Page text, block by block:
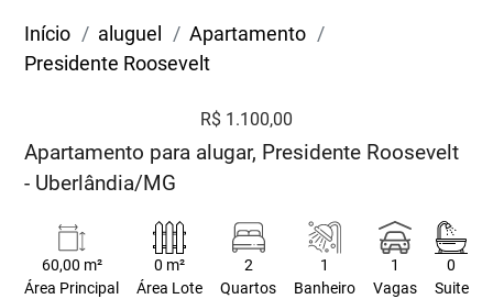
Início aluguel
Apartamento
Presidente Roosevelt
R$ 1.100,00
Apartamento para alugar, Presidente Roosevelt
- Uberlândia/MG
60,00 m²
Área Principal
0 m²
Área Lote
2
Quartos
1
Banheiro
1
Vagas
0
Suite